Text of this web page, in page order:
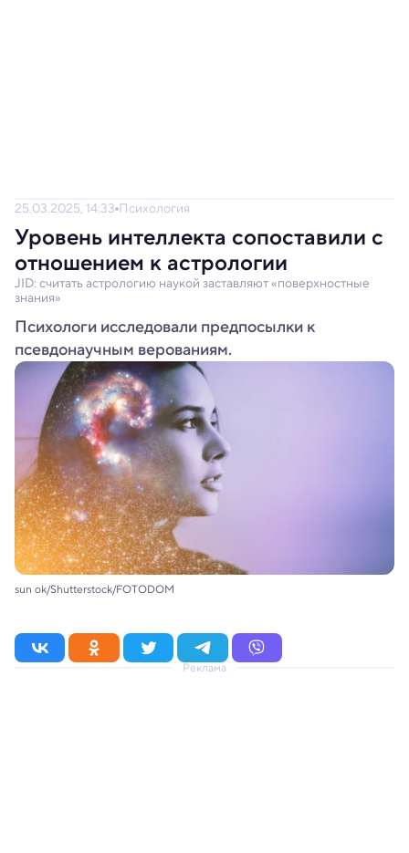
25.03.2025, 14:33 Психология
Уровень интеллекта сопоставили с
отношением к астрологии
JID: считать астрологию наукой заставляют «поверхностные
знания»
Психологи исследовали предпосылки к
псевдонаучным верованиям.
sun ok/Shutterstock/FOTODOM
Реклама